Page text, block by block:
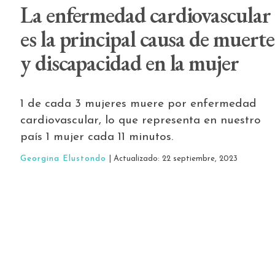
La enfermedad cardiovascular
es la principal causa de muerte
y discapacidad en la mujer
1 de cada 3 mujeres muere por enfermedad
cardiovascular, lo que representa en nuestro
país 1 mujer cada 11 minutos.
Georgina Elustondo | Actualizado: 22 septiembre, 2023